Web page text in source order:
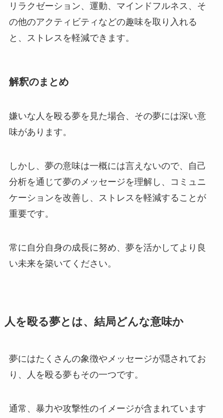
リラクゼーション、運動、マインドフルネス、そ
の他のアクティビティなどの趣味を取り入れる
と、ストレスを軽減できます。
解釈のまとめ
嫌いな人を殴る夢を見た場合、その夢には深い意
味があります。
しかし、夢の意味は一概には言えないので、自己
分析を通じて夢のメッセージを理解し、コミュニ
ケーションを改善し、ストレスを軽減することが
重要です。
常に自分自身の成長に努め、夢を活かしてより良
い未来を築いてください。
人を殴る夢とは、結局どんな意味か
夢にはたくさんの象徴やメッセージが隠されてお
り、人を殴る夢もその一つです。
通常、暴力や攻撃性のイメージが含まれています